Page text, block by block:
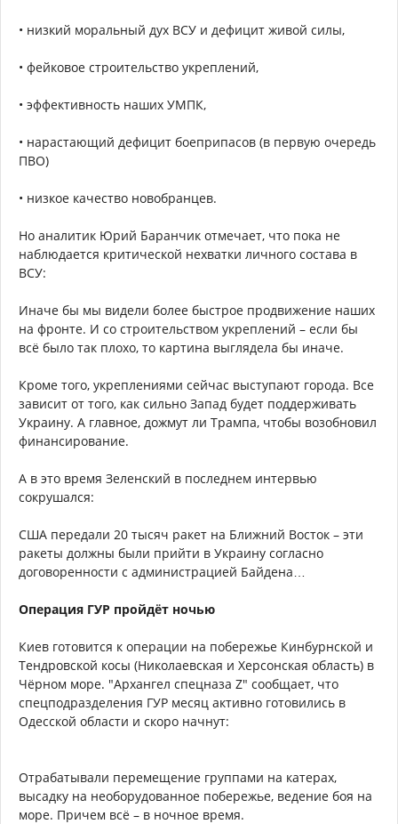
• низкий моральный дух ВСУ и дефицит живой силы,
• фейковое строительство укреплений,
• эффективность наших УМПК,
• нарастающий дефицит боеприпасов (в первую очередь
ПВО)
• низкое качество новобранцев.
Но аналитик Юрий Баранчик отмечает, что пока не
наблюдается критической нехватки личного состава в
ВСУ:
Иначе бы мы видели более быстрое продвижение наших
на фронте. И со строительством укреплений – если бы
всё было так плохо, то картина выглядела бы иначе.
Кроме того, укреплениями сейчас выступают города. Все
зависит от того, как сильно Запад будет поддерживать
Украину. А главное, дожмут ли Трампа, чтобы возобновил
финансирование.
А в это время Зеленский в последнем интервью
сокрушался:
США передали 20 тысяч ракет на Ближний Восток – эти
ракеты должны были прийти в Украину согласно
договоренности с администрацией Байдена…
Операция ГУР пройдёт ночью
Киев готовится к операции на побережье Кинбурнской и
Тендровской косы (Николаевская и Херсонская область) в
Чёрном море. "Архангел спецназа Z" сообщает, что
спецподразделения ГУР месяц активно готовились в
Одесской области и скоро начнут:
Отрабатывали перемещение группами на катерах,
высадку на необорудованное побережье, ведение боя на
море. Причем всё – в ночное время.